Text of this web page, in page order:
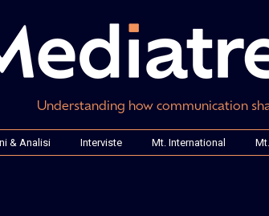
Understanding how communication
& Analisi Interviste Mt. International